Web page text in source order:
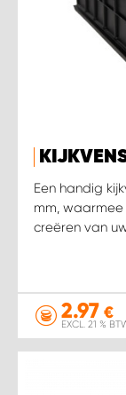
Een handig
mm,
creëren van
2.97 €
EXCL. 21 %